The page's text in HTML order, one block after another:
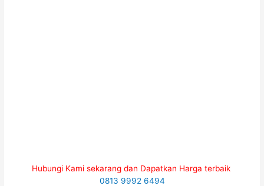
Hubungi Kami sekarang dan Dapatkan Harga terbaik
0813 9992 6494